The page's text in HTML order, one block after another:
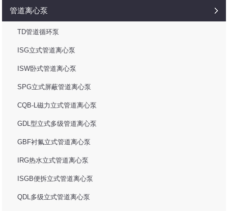
管道离心泵
TD管道循环泵
ISG立式管道离心泵
ISW卧式管道离心泵
SPG立式屏蔽管道离心泵
CQB-L磁力立式管道离心泵
GDL型立式多级管道离心泵
GBF衬氟立式管道离心泵
IRG热水立式管道离心泵
ISGB便拆立式管道离心泵
QDL多级立式管道离心泵